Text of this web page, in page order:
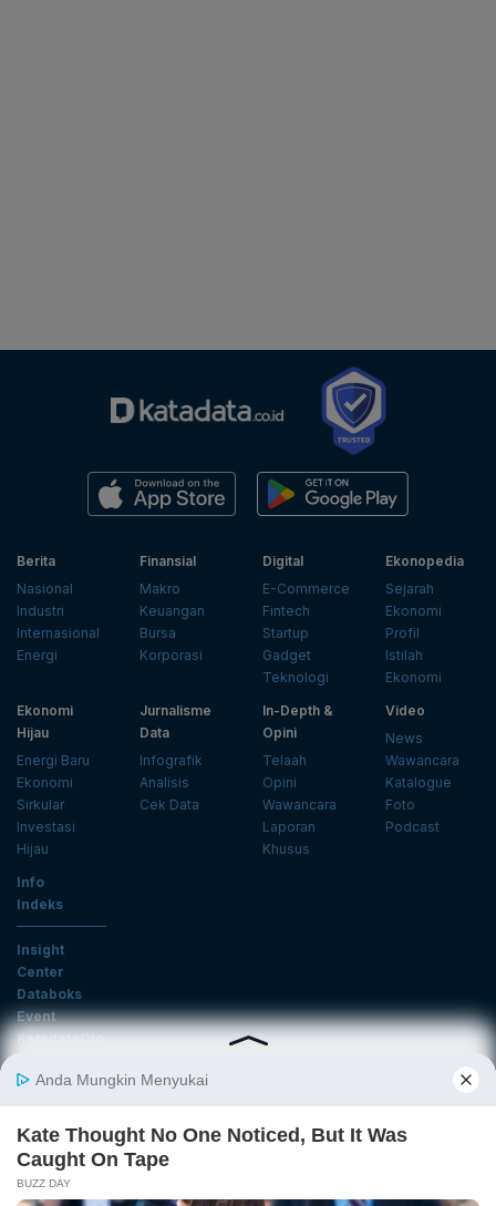
Berita
Nasional
Industri
Internasional
Energi
Finansial
Makro
Keuangan
Bursa
Korporasi
Digital
E-Commerce
Fintech
Startup
Gadget
Teknologi
Ekonopedia
Sejarah
Ekonomi
Profil
Istilah
Ekonomi
Ekonomi
Hijau
Energi Baru
Ekonomi
Sirkular
Investasi
Hijau
Jurnalisme
Data
Infografik
Analisis
Cek Data
In-Depth &
Opini
Telaah
Opini
Wawancara
Laporan
Khusus
Video
News
Wawancara
Katalogue
Foto
Podcast
Info
Indeks
Insight
Center
Databoks
Event
KatadataOto
Email